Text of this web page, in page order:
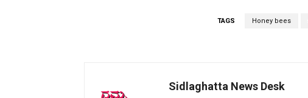
TAGS Honey bees
Sidlaghatta News Desk